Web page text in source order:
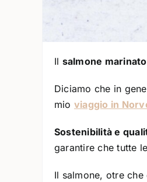
Il salmone
Diciamo che in
mio viaggio in
Sostenibilità e
garantire che tutte
Il salmone, otre